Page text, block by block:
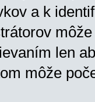
a k
len
môže